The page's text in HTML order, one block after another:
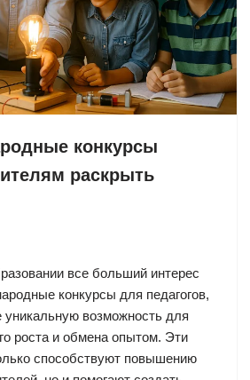
конкурсы
раскрыть
все больший интерес
конкурсы для педагогов,
возможность для
роста и обмена опытом. Эти
способствуют повышению